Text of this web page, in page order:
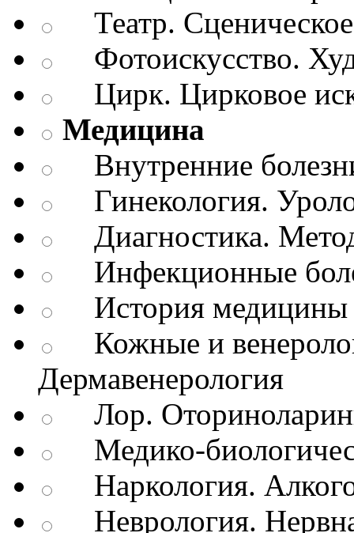
Театр. Сценическое
Фотоискусство.
Цирк. Цирковое
Медицина
Внутренние
Гинекология.
Диагностика.
Инфекционные
История медицины
Кожные и
Дермавенерология
Лор.
Медико-
Наркология.
Неврология.